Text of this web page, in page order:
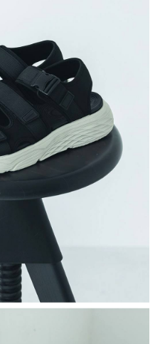
或服務，並由商店將買賣／分期付款
本公司帳單繳交帳款。
之契約關係目的，商店將以您的個人
台灣大哥大進項蒐集、處理及利用，
料之確認、核對及更正。
：
https://oppay.tw/userRule
訂單仍視為有效，需透過AFTEE先享
」之結帳頁面顯示為準，若有關於
相關疑問，請聯繫「AFTEE先享後付
support/home
之「AFTEE先享後付」服務完成之交
資料，並將交易相關給付款項請求債
下網址：
https://aftee.tw/terms/#terms3
理人或監護人之同意方可使用
者引起之損失，本公司不負相關責
據個別帳號之用戶狀況，依本公司即
度不足之情形，本公司將視審查結果
資訊註冊。若發現惡意使用之情形，
戶之使用額度並採取法律行動。